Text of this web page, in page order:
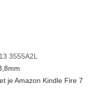
3555A2L
je Amazon Kindle Fire 7